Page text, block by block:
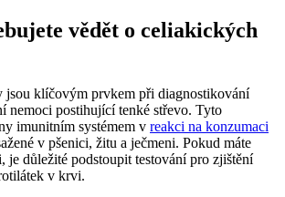
‌vědět ⁣o celiakických
jsou klíčovým ⁤prvkem při⁤ diagnostikování
nemoci postihující tenké střevo. Tyto
imunitním systémem v reakci na konzumaci
v pšenici, žitu⁢ a ječmeni. Pokud máte
je důležité podstoupit ⁤testování pro zjištění
v‍ krvi.